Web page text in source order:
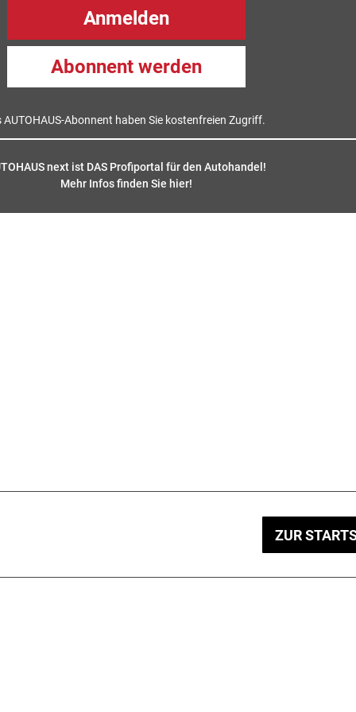
Anmelden
Abonnent werden
AUTOHAUS-Abonnent haben Sie kostenfreien Zugriff.
next ist DAS Profiportal für den Autohandel!
Mehr Infos finden Sie hier!
ZUR